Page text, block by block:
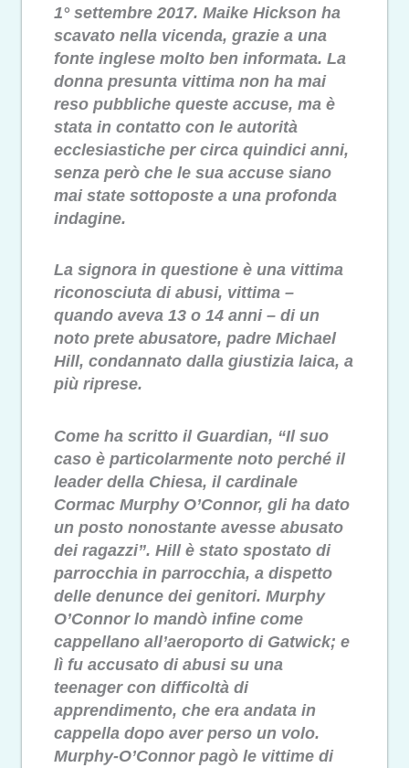
1° settembre 2017. Maike Hickson ha
scavato nella vicenda, grazie a una
fonte inglese molto ben informata. La
donna presunta vittima non ha mai
reso pubbliche queste accuse, ma è
stata in contatto con le autorità
ecclesiastiche per circa quindici anni,
senza però che le sua accuse siano
mai state sottoposte a una profonda
indagine.
La signora in questione è una vittima
riconosciuta di abusi, vittima –
quando aveva 13 o 14 anni – di un
noto prete abusatore, padre Michael
Hill, condannato dalla giustizia laica, a
più riprese.
Come ha scritto il Guardian, “Il suo
caso è particolarmente noto perché il
leader della Chiesa, il cardinale
Cormac Murphy O’Connor, gli ha dato
un posto nonostante avesse abusato
dei ragazzi”. Hill è stato spostato di
parrocchia in parrocchia, a dispetto
delle denunce dei genitori. Murphy
O’Connor lo mandò infine come
cappellano all’aeroporto di Gatwick; e
lì fu accusato di abusi su una
teenager con difficoltà di
apprendimento, che era andata in
cappella dopo aver perso un volo.
Murphy-O’Connor pagò le vittime di